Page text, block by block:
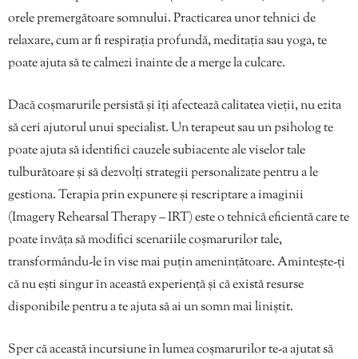
orele premergătoare somnului. Practicarea unor tehnici de
relaxare, cum ar fi respirația profundă, meditația sau yoga, te
poate ajuta să te calmezi înainte de a merge la culcare.
Dacă coșmarurile persistă și îți afectează calitatea vieții, nu ezita
să ceri ajutorul unui specialist. Un terapeut sau un psiholog te
poate ajuta să identifici cauzele subiacente ale viselor tale
tulburătoare și să dezvolți strategii personalizate pentru a le
gestiona. Terapia prin expunere și rescriptare a imaginii
(Imagery Rehearsal Therapy – IRT) este o tehnică eficientă care te
poate învăța să modifici scenariile coșmarurilor tale,
transformându-le în vise mai puțin amenințătoare. Amintește-ți
că nu ești singur în această experiență și că există resurse
disponibile pentru a te ajuta să ai un somn mai liniștit.
Sper că această incursiune în lumea coșmarurilor te-a ajutat să